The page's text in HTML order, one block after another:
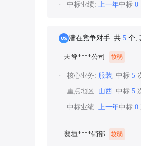
中标业绩: 上一年中标 0
潜在竞争对手: 共 5 个,
天脊****公司 较弱
核心业务: 服装, 中标 5
重点地区: 山西, 中标 5
中标业绩: 上一年中标 0
襄垣****销部 较弱